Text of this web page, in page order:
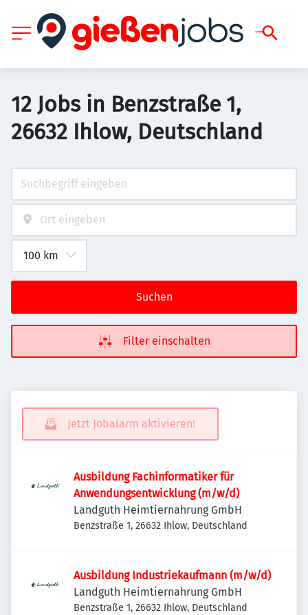
12 Jobs in Benzstraße 1,
26632 Ihlow, Deutschland
Suchen
Filter einschalten
Jetzt Jobalarm aktivieren!
Ausbildung Fachinformatiker für
Anwendungsentwicklung (m/w/d)
Landguth Heimtiernahrung GmbH
Benzstraße 1, 26632 Ihlow, Deutschland
Ausbildung Industriekaufmann (m/w/d)
Landguth Heimtiernahrung GmbH
Benzstraße 1, 26632 Ihlow, Deutschland